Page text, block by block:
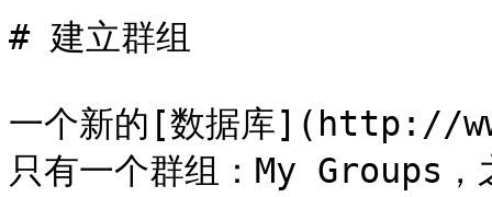
# 建立群组
一个新的[数据库](http://
只有一个群组：My Groups，